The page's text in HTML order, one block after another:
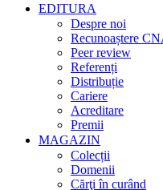
EDITURA
Despre noi
Recunoaștere
Peer review
Referenți
Distribuție
Cariere
Acreditare
Premii
MAGAZIN
Colecții
Domenii
Cărţi în curând